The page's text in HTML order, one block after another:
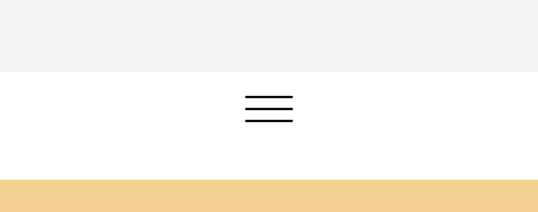
Afficher/masquer